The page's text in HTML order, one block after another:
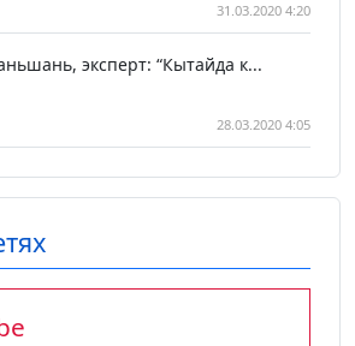
31.03.2020 4:20
эксперт: “Кытайда к...
28.03.2020 4:05